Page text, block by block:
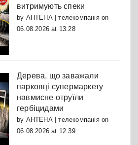
витримують спеки
by АНТЕНА | телекомпаніяon
06.08.2026 at 13:28
Дерева, що заважали
парковці супермаркету
навмисне отруїли
гербіцидами
by АНТЕНА | телекомпаніяon
06.08.2026 at 12:39